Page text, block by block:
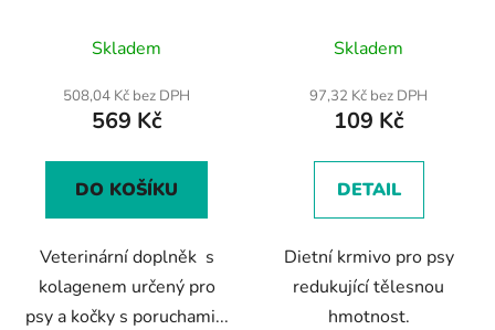
Skladem
508,04 Kč bez DPH
569 Kč
DO KOŠÍKU
Veterinární doplněk s
kolagenem určený pro
psy a kočky s poruchami...
Skladem
97,32 Kč bez DPH
109 Kč
DETAIL
Dietní krmivo pro psy
redukující tělesnou
hmotnost.